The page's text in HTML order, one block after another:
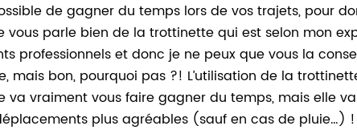
de gagner du temps lors de vos trajets, pour
vous parle bien de la trottinette qui est selon mon
professionnels et donc je ne peux que vous la
mais bon, pourquoi pas ?! L’utilisation de la
va vraiment vous faire gagner du temps, mais elle
plus agréables (sauf en cas de pluie…)